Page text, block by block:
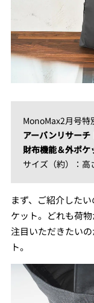
MonoMax2月号特
アーバンリサーチ
財布機能＆外ポ
サイズ（約）：
まず、ご紹介した
ケット。どれも荷
注目いただきたい
ト。